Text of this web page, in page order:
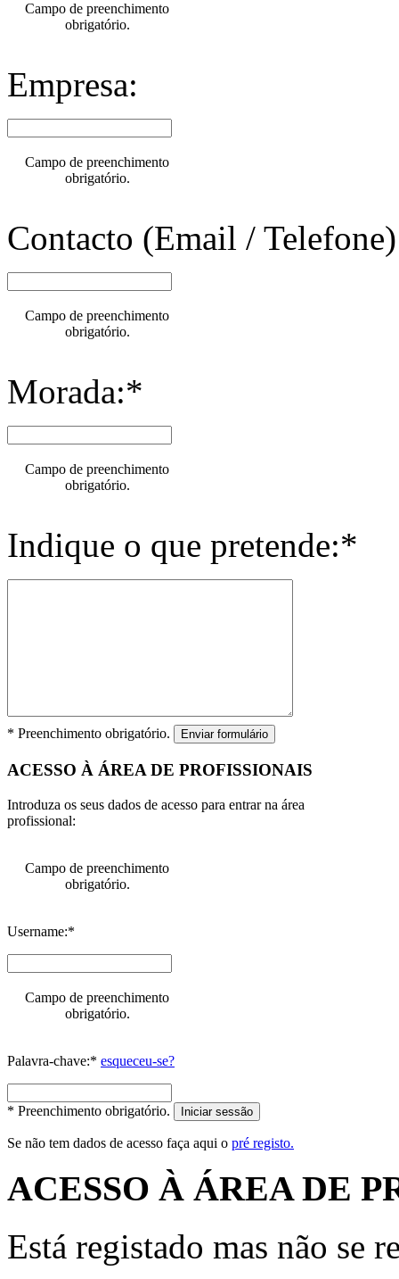
Campo de preenchimento
obrigatório.
Empresa:
Campo de preenchimento
obrigatório.
Contacto (Email /
Campo de preenchimento
obrigatório.
Morada:*
Campo de preenchimento
obrigatório.
Indique o que pretende:*
* Preenchimento obrigatório. Enviar formulário
ACESSO À ÁREA DE PROFISSIONAIS
Introduza os seus dados de acesso para entrar na área
profissional:
Campo de preenchimento
obrigatório.
Username:*
Campo de preenchimento
obrigatório.
Palavra-chave:* esqueceu-se?
* Preenchimento obrigatório. Iniciar sessão
Se não tem dados de acesso faça aqui o pré registo.
ACESSO À ÁREA DE
Está registado mas não se